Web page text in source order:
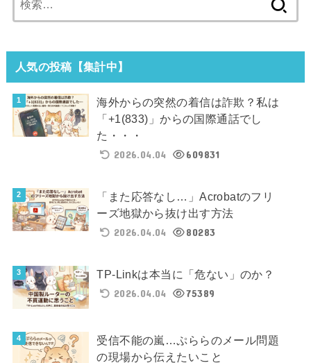
索:
人気の投稿【集計中】
海外からの突然の着信は詐欺？私は
「+1(833)」からの国際通話でし
た・・・
2026.04.04
609831
「また応答なし…」Acrobatのフリ
ーズ地獄から抜け出す方法
2026.04.04
80283
TP-Linkは本当に「危ない」のか？
2026.04.04
75389
受信不能の嵐…ぷららのメール問題
の現場から伝えたいこと